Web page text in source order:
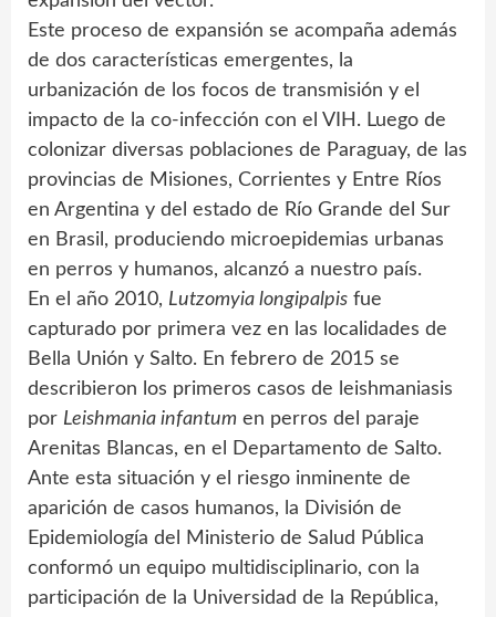
Este proceso de expansión se acompaña además
de dos características emergentes, la
urbanización de los focos de transmisión y el
impacto de la co-infección con el VIH. Luego de
colonizar diversas poblaciones de Paraguay, de las
provincias de Misiones, Corrientes y Entre Ríos
en Argentina y del estado de Río Grande del Sur
en Brasil, produciendo microepidemias urbanas
en perros y humanos, alcanzó a nuestro país.
En el año 2010, Lutzomyia longipalpis fue
capturado por primera vez en las localidades de
Bella Unión y Salto. En febrero de 2015 se
describieron los primeros casos de leishmaniasis
por Leishmania infantum en perros del paraje
Arenitas Blancas, en el Departamento de Salto.
Ante esta situación y el riesgo inminente de
aparición de casos humanos, la División de
Epidemiología del Ministerio de Salud Pública
conformó un equipo multidisciplinario, con la
participación de la Universidad de la República,